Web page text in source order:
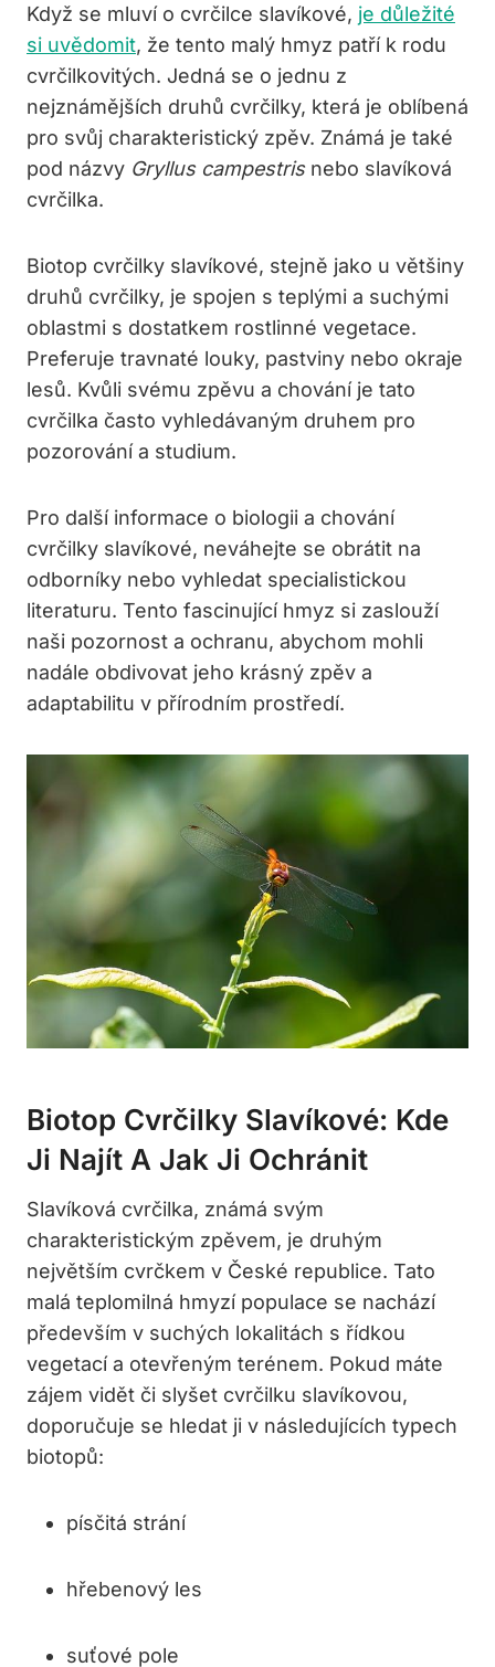
Když se mluví o cvrčilce slavíkové, je důležité
si uvědomit, že tento malý hmyz patří k rodu
cvrčilkovitých. Jedná se o jednu z
nejznámějších druhů cvrčilky, která je oblíbená
pro svůj charakteristický zpěv. Známá je také
pod názvy Gryllus campestrisnebo slavíková
cvrčilka.
Biotop cvrčilky slavíkové, stejně jako u většiny
druhů cvrčilky, je spojen s teplými a suchými
oblastmi s dostatkem rostlinné vegetace.
Preferuje travnaté louky, pastviny nebo okraje
lesů. Kvůli svému zpěvu a chování je tato
cvrčilka často vyhledávaným druhem pro
pozorování a studium.
Pro další informace o biologii a chování
cvrčilky slavíkové, neváhejte se obrátit na
odborníky nebo vyhledat specialistickou
literaturu. Tento fascinující hmyz si zaslouží
naši pozornost a ochranu, abychom mohli
nadále obdivovat jeho krásný zpěv a
adaptabilitu v přírodním prostředí.
Biotop Cvrčilky Slavíkové: Kde
Ji Najít A Jak Ji Ochránit
Slavíková cvrčilka, známá svým
charakteristickým zpěvem, je druhým
největším cvrčkem v České republice. Tato
malá teplomilná hmyzí populace se nachází
především v suchých lokalitách s řídkou
vegetací a otevřeným terénem. Pokud máte
zájem vidět či slyšet cvrčilku slavíkovou,
doporučuje se hledat ji v následujících typech
biotopů:
písčitá strání
hřebenový les
suťové pole